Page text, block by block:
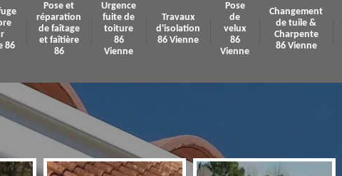
86
Pose et
réparation
de faîtage
et faîtière
86
Urgence
fuite de
toiture
86
Vienne
Travaux
d'isolation
86 Vienne
Pose
de
velux
86
Vienne
Changement
de tuile &
Charpente
86 Vienne